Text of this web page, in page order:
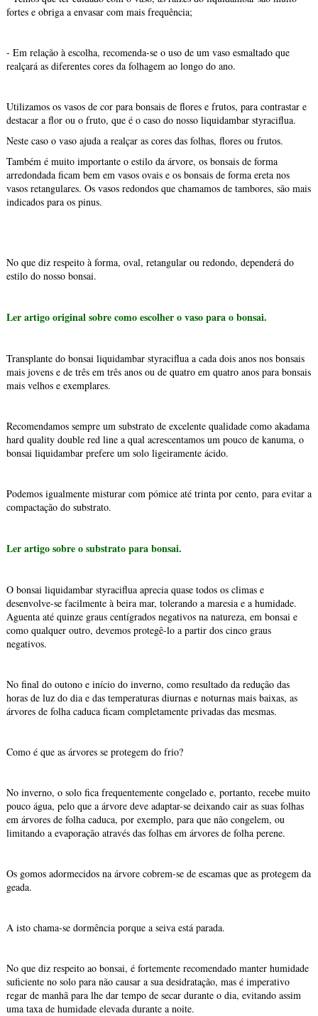
fortes e obriga a envasar com mais frequência;
- Em relação à escolha, recomenda-se o uso de um vaso esmaltado que
realçará as diferentes cores da folhagem ao longo do ano.
Utilizamos os vasos de cor para bonsais de flores e frutos, para contrastar e
destacar a flor ou o fruto, que é o caso do nosso liquidambar styraciflua.
Neste caso o vaso ajuda a realçar as cores das folhas, flores ou frutos.
Também é muito importante o estilo da árvore, os bonsais de forma
arredondada ficam bem em vasos ovais e os bonsais de forma ereta nos
vasos retangulares. Os vasos redondos que chamamos de tambores, são mais
indicados para os pinus.
No que diz respeito à forma, oval, retangular ou redondo, dependerá do
estilo do nosso bonsai.
Ler artigo original sobre como escolher o vaso para o bonsai.
Transplante do bonsai liquidambar styraciflua a cada dois anos nos bonsais
mais jovens e de três em três anos ou de quatro em quatro anos para bonsais
mais velhos e exemplares.
Recomendamos sempre um substrato de excelente qualidade como akadama
hard quality double red line a qual acrescentamos um pouco de kanuma, o
bonsai liquidambar prefere um solo ligeiramente ácido.
Podemos igualmente misturar com pómice até trinta por cento, para evitar a
compactação do substrato.
Ler artigo sobre o substrato para bonsai.
O bonsai liquidambar styraciflua aprecia quase todos os climas e
desenvolve-se facilmente à beira mar, tolerando a maresia e a humidade.
Aguenta até quinze graus centígrados negativos na natureza, em bonsai e
como qualquer outro, devemos protegê-lo a partir dos cinco graus
negativos.
No final do outono e início do inverno, como resultado da redução das
horas de luz do dia e das temperaturas diurnas e noturnas mais baixas, as
árvores de folha caduca ficam completamente privadas das mesmas.
Como é que as árvores se protegem do frio?
No inverno, o solo fica frequentemente congelado e, portanto, recebe muito
pouco água, pelo que a árvore deve adaptar-se deixando cair as suas folhas
em árvores de folha caduca, por exemplo, para que não congelem, ou
limitando a evaporação através das folhas em árvores de folha perene.
Os gomos adormecidos na árvore cobrem-se de escamas que as protegem da
geada.
A isto chama-se dormência porque a seiva está parada.
No que diz respeito ao bonsai, é fortemente recomendado manter humidade
suficiente no solo para não causar a sua desidratação, mas é imperativo
regar de manhã para lhe dar tempo de secar durante o dia, evitando assim
uma taxa de humidade elevada durante a noite.